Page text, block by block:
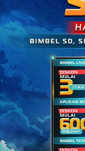
untuk mengetahui